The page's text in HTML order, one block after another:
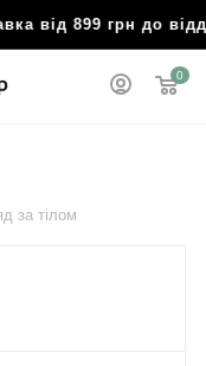
від 899 грн до
0
за тілом